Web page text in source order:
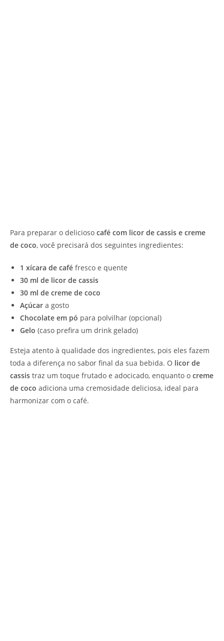
Para preparar o delicioso café com licor de cassis e creme
de coco, você precisará dos seguintes ingredientes:
1 xícara de café fresco e quente
30 ml de licor de cassis
30 ml de creme de coco
Açúcar a gosto
Chocolate em pó para polvilhar (opcional)
Gelo (caso prefira um drink gelado)
Esteja atento à qualidade dos ingredientes, pois eles fazem
toda a diferença no sabor final da sua bebida. O licor de
cassis traz um toque frutado e adocicado, enquanto o creme
de coco adiciona uma cremosidade deliciosa, ideal para
harmonizar com o café.